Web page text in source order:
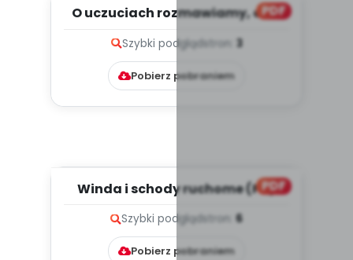
PDF
O uczuciach rozmawiamy, cz. 2
Szybki podglądstron: 3
Pobierz pobraniem
PDF
Winda i schody ruchome (PD)
Szybki podglądstron: 6
Pobierz pobraniem